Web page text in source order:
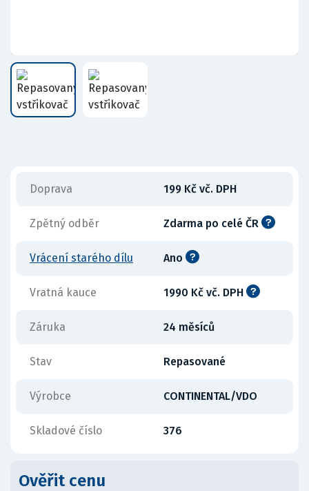
Doprava 199 Kč vč. DPH
Zpětný odběr Zdarma po celé ČR
Vrácení starého dílu Ano
Vratná kauce 1990 Kč vč. DPH
Záruka 24 měsíců
Stav Repasované
Výrobce CONTINENTAL/VDO
Skladové číslo 376
Ověřit cenu